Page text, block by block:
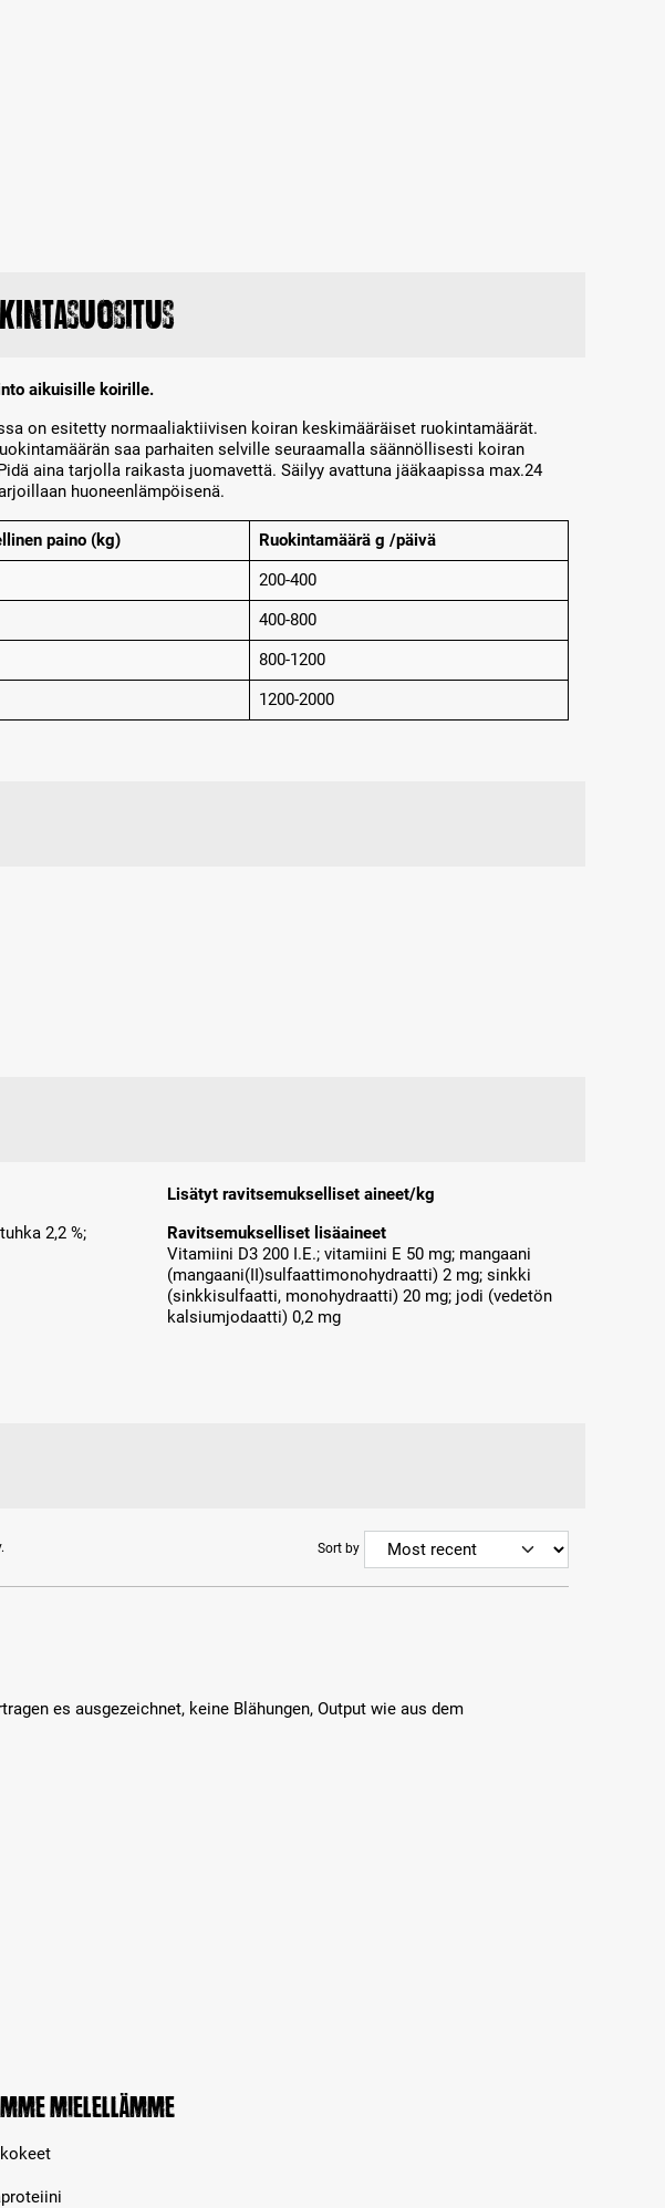
aikuisille koirille.
on esitetty normaaliaktiivisen koiran keskimääräiset ruokintamäärät.
saa parhaiten selville seuraamalla säännöllisesti koiran
aina tarjolla raikasta juomavettä. Säilyy avattuna jääkaapissa max.24
huoneenlämpöisenä.
paino (kg)
Ruokintamäärä g /päivä
200-400
400-800
800-1200
1200-2000
2,2 %;
Lisätyt ravitsemukselliset aineet/kg
Ravitsemukselliset lisäaineet
Vitamiini D3 200 I.E.; vitamiini E 50 mg; mangaani
(mangaani(II)sulfaattimonohydraatti) 2 mg; sinkki
(sinkkisulfaatti, monohydraatti) 20 mg; jodi (vedetön
kalsiumjodaatti) 0,2 mg
Sort by
es ausgezeichnet, keine Blähungen, Output wie aus dem
mielellämme